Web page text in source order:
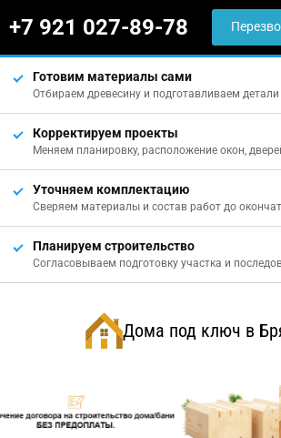
+7 921 027-89-78
Готовим материалы сами
Отбираем древесину и подготавливаем
Корректируем проекты
Меняем планировку, расположение окон,
Уточняем комплектацию
Сверяем материалы и состав работ до
Планируем строительство
Согласовываем подготовку участка и
Дома под ключ в